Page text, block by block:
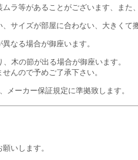
ラ等があることがございます、ま
サイズが部屋に合わない、大きくて
なる場合が御座います。
木の節が出る場合が御座います。
んので予めご了承下さい。
メーカー保証規定に準拠致します。
いします。